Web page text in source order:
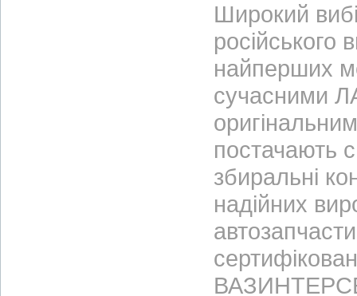
Широкий
найперших
сучасними
постачають
збиральні
надійних